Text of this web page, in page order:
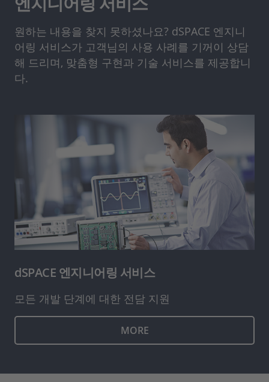
원하는 내용을 찾지 못하셨나요? dSPACE 엔지니
어링 서비스가 고객님의 사용 사례를 기꺼이 상담
해 드리며, 맞춤형 구현과 기술 서비스를 제공합니
다.
dSPACE 엔지니어링 서비스
모든 개발 단계에 대한 전담 지원
MORE